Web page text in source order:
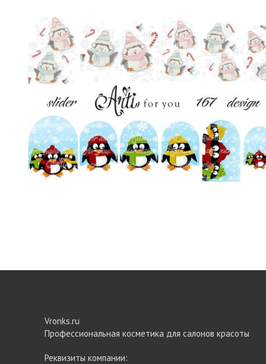
Vronks.ru
Профессиональная косметика для салонов красоты
Реквизиты компании: